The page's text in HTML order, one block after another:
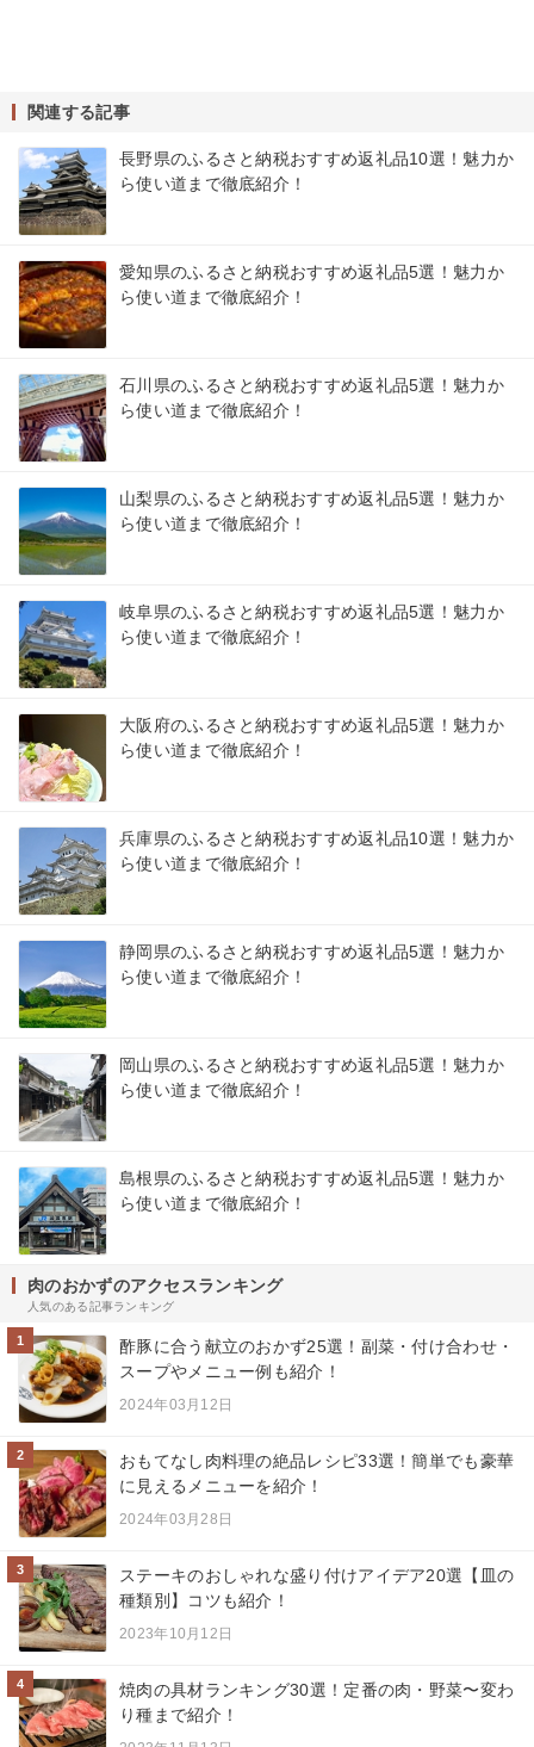
関連する記事
長野県のふるさと納税おすすめ返礼品10選！魅力か
ら使い道まで徹底紹介！
愛知県のふるさと納税おすすめ返礼品5選！魅力か
ら使い道まで徹底紹介！
石川県のふるさと納税おすすめ返礼品5選！魅力か
ら使い道まで徹底紹介！
山梨県のふるさと納税おすすめ返礼品5選！魅力か
ら使い道まで徹底紹介！
岐阜県のふるさと納税おすすめ返礼品5選！魅力か
ら使い道まで徹底紹介！
大阪府のふるさと納税おすすめ返礼品5選！魅力か
ら使い道まで徹底紹介！
兵庫県のふるさと納税おすすめ返礼品10選！魅力か
ら使い道まで徹底紹介！
静岡県のふるさと納税おすすめ返礼品5選！魅力か
ら使い道まで徹底紹介！
岡山県のふるさと納税おすすめ返礼品5選！魅力か
ら使い道まで徹底紹介！
島根県のふるさと納税おすすめ返礼品5選！魅力か
ら使い道まで徹底紹介！
肉のおかずのアクセスランキング
人気のある記事ランキング
1
酢豚に合う献立のおかず25選！副菜・付け合わせ・
スープやメニュー例も紹介！
2024年03月12日
2
おもてなし肉料理の絶品レシピ33選！簡単でも豪華
に見えるメニューを紹介！
2024年03月28日
3
ステーキのおしゃれな盛り付けアイデア20選【皿の
種類別】コツも紹介！
2023年10月12日
4
焼肉の具材ランキング30選！定番の肉・野菜〜変わ
り種まで紹介！